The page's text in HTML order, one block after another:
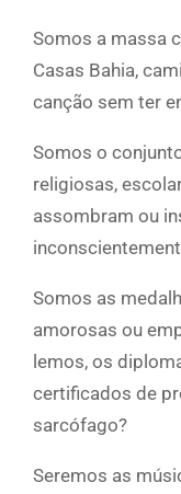
Somos a massa
Casas Bahia,
canção sem ter
Somos o
religiosas,
assombram ou
Somos as
amorosas ou
lemos, os
certificados de
sarcófago?
Seremos as